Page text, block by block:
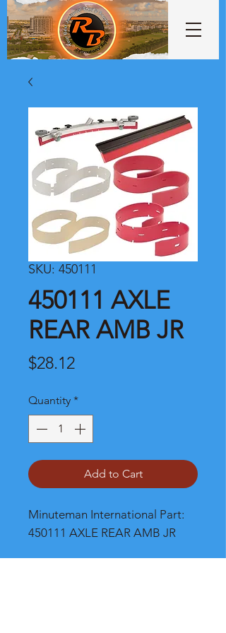
SKU: 450111
450111 AXLE
REAR AMB JR
$28.12Price
Quantity *
Add to Cart
Minuteman International Part:
450111 AXLE REAR AMB JR